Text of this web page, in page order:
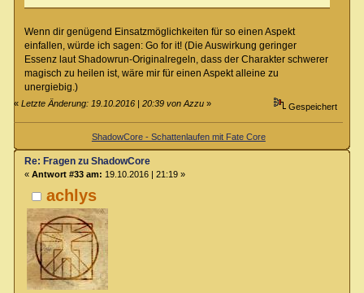
Wenn dir genügend Einsatzmöglichkeiten für so einen Aspekt
einfallen, würde ich sagen: Go for it! (Die Auswirkung geringer
Essenz laut Shadowrun-Originalregeln, dass der Charakter schwerer
magisch zu heilen ist, wäre mir für einen Aspekt alleine zu
unergiebig.)
«Letzte Änderung: 19.10.2016 | 20:39 von Azzu » Gespeichert
ShadowCore - Schattenlaufen mit Fate Core
achlys
Re: Fragen zu ShadowCore
« Antwort #33 am: 19.10.2016 | 21:19 »